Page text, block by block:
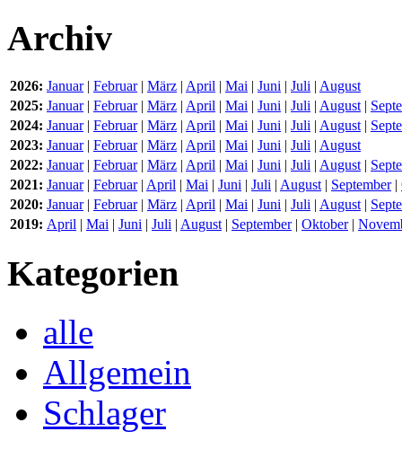
Archiv
2026: Januar| Februar| März | April | Mai | Juni | Juli | August
2025: Januar| Februar| März | April | Mai | Juni | Juli | August|
2024: Januar| Februar| März | April | Mai | Juni | Juli | August|
2023: Januar| Februar| März | April | Mai | Juni | Juli | August
2022: Januar| Februar| März | April | Mai | Juni | Juli | August|
2021: Januar| Februar| April | Mai | Juni | Juli | August| September|
2020: Januar| Februar| März | April | Mai | Juni | Juli | August|
2019: April | Mai | Juni | Juli | August| September| Oktober|
Kategorien
alle
Allgemein
Schlager